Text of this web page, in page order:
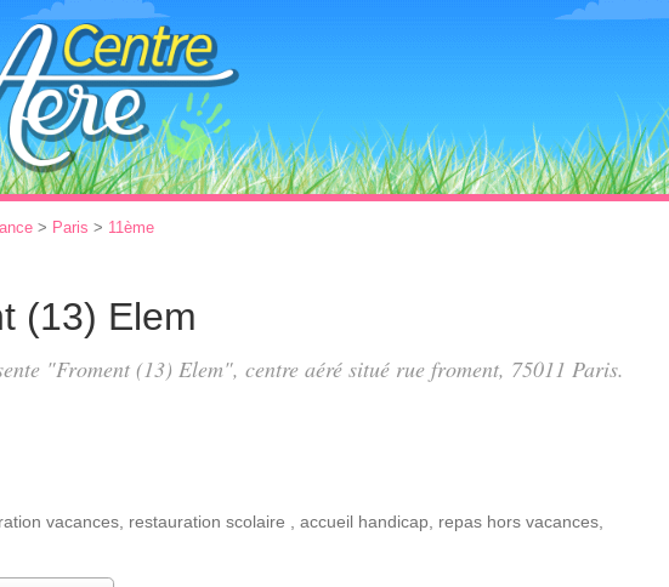
> Paris > 11ème
(13) Elem
"Froment (13) Elem", centre aéré situé rue froment, 75011 Paris.
vacances restauration scolaire accueil handicap repas hors vacances